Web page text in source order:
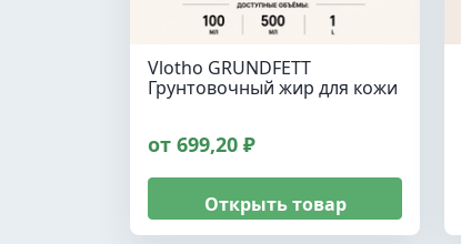
Vlotho GRUNDFETT
Грунтовочный жир для кожи
от 699,20 ₽
Открыть товар